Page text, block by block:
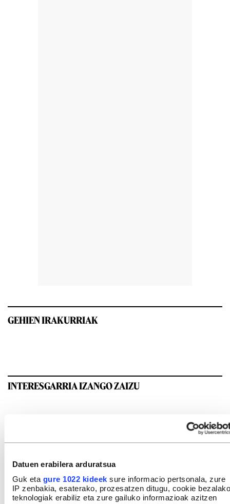
Datuen erabilera arduratsua
Guk eta gure 1022 kideek sure informacio pertsonala, zure
IP zenbakia, esaterako, prozesatzen ditugu, cookie bezalako
teknologiak erabiliz eta zure gailuko informazioak azitzen
GEHIEN IRAKURRIAK
INTERESGARRIA IZANGO ZAIZU